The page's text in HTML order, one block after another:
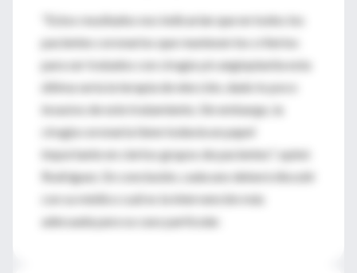
"Estos resultados nos indicarían que en todos los
pacientes coronarios que reuniesen los criterios
para ser tratados con cirugía y/o angioplastia esta
última sería la terapia de elección, dado lo poco
invasivo de este tratamiento. Sin embargo, la
cirugía coronaria tiene todavía un papel
importante en ciertos grupos de pacientes", opinó
Rodríguez. En conclusión, cada uno deberá discutir
con su médico cuál es la intervención más
adecuada para su caso particular.